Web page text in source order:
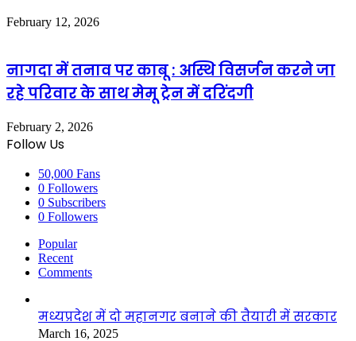
February 12, 2026
नागदा में तनाव पर काबू : अस्थि विसर्जन करने जा
रहे परिवार के साथ मेमू ट्रेन में दरिंदगी
February 2, 2026
Follow Us
50,000 Fans
0 Followers
0 Subscribers
0 Followers
Popular
Recent
Comments
मध्यप्रदेश में दो महानगर बनाने की तैयारी में सरकार
March 16, 2025